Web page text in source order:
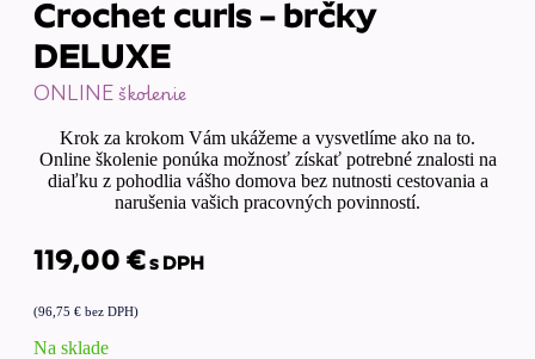
Crochet curls – brčky
DELUXE
ONLINE školenie
Krok za krokom Vám ukážeme a vysvetlíme ako na to.
Online školenie ponúka možnosť získať potrebné znalosti na
diaľku z pohodlia vášho domova bez nutnosti cestovania a
narušenia vašich pracovných povinností.
119,00 €s DPH
(96,75 € bez DPH)
Na sklade